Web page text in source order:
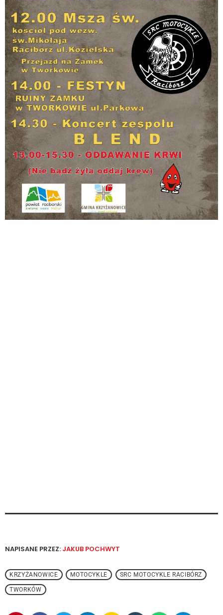
NAPISANE PRZEZ: JAKUB POCHWYT
KRZYŻANOWICE MOTOCYKLE SRC MOTOCYKLE RACIBÓRZ
TWORKÓW